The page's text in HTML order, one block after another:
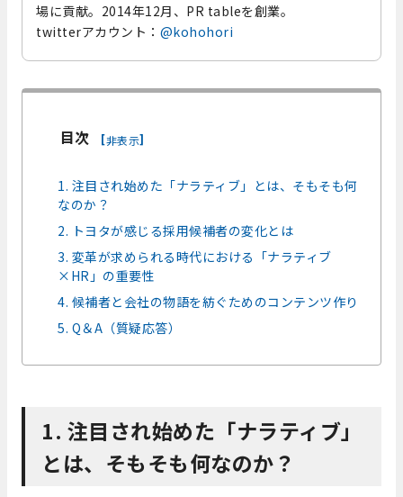
場に貢献。2014年12月、PR tableを創業。
twitterアカウント： @kohohori
目次 [非表示]
1. 注目され始めた「ナラティブ」とは、そもそも何
なのか？
2. トヨタが感じる採用候補者の変化とは
3. 変革が求められる時代における「ナラティブ
×HR」の重要性
4. 候補者と会社の物語を紡ぐためのコンテンツ作り
5. Q＆A（質疑応答）
1. 注目され始めた「ナラティブ」
とは、そもそも何なのか？